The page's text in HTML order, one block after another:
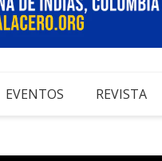
EVENTOS REVISTA